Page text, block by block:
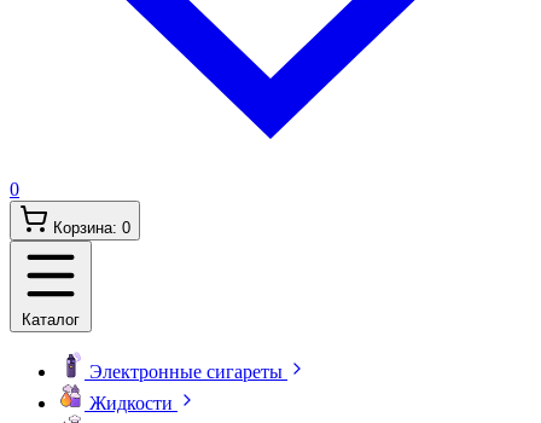
0
Корзина: 0
Каталог
Электронные сигареты
Жидкости